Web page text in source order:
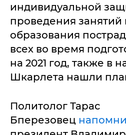
индивидуальной
проведения занятий
образования
всех во время
на 2021 год, также в
Шкарлета нашли
Политолог Тарас
Бперезовец